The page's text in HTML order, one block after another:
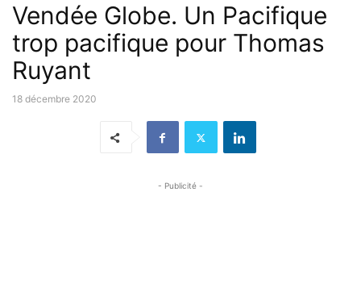
Vendée Globe. Un Pacifique
trop pacifique pour Thomas
Ruyant
18 décembre 2020
- Publicité -